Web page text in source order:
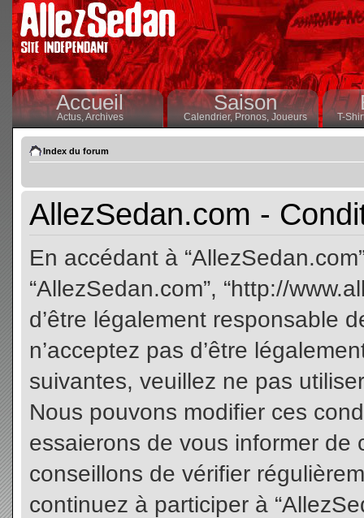
Accueil
Actus,Archives
Saison
Calendrier,Pronos, Joueurs T-
Index du forum
AllezSedan.com -
En accédant à
“AllezSedan.com”, “http://
d’être légalement responsable
n’acceptez pas d’être
suivantes, veuillez ne pas
Nous pouvons modifier ces
essaierons de vous informer
conseillons de vérifier
continuez à participer à